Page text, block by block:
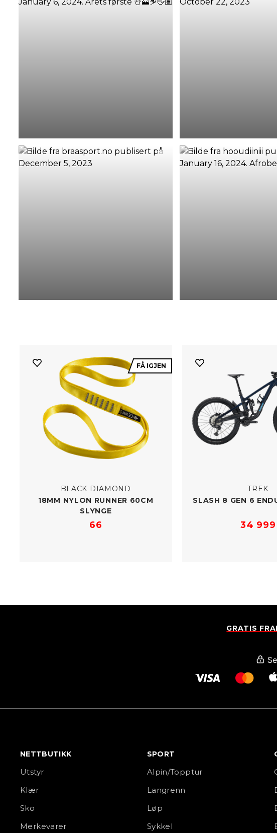
FÅ IGJEN
BLACK DIAMOND
18MM NYLON RUNNER 60CM
SLYNGE
66
TREK
SLASH 8 GEN 6
34 999
GRATIS
NETTBUTIKK
Utstyr
Klær
Sko
Merkevarer
SPORT
Alpin/Topptur
Langrenn
Løp
Sykkel